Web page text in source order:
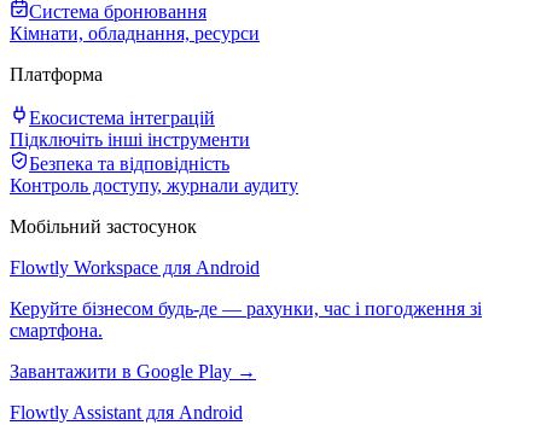
Система бронювання
Кімнати, обладнання, ресурси
Платформа
Екосистема інтеграцій
Підключіть інші інструменти
Безпека та відповідність
Контроль доступу, журнали аудиту
Мобільний застосунок
Flowtly Workspace для Android
Керуйте бізнесом будь-де — рахунки, час і погодження зі
смартфона.
Завантажити в Google Play →
Flowtly Assistant для Android